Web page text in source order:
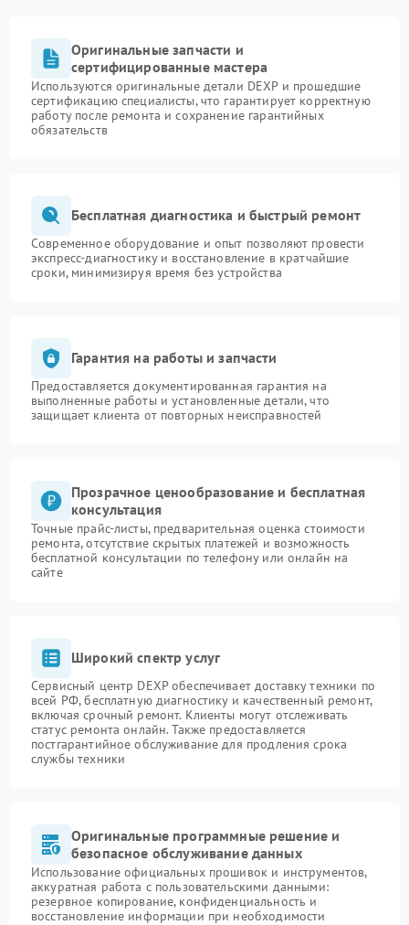
Оригинальные запчасти и
сертифицированные мастера
Используются оригинальные детали DEXP и прошедшие
сертификацию специалисты, что гарантирует корректную
работу после ремонта и сохранение гарантийных
обязательств
Бесплатная диагностика и быстрый ремонт
Современное оборудование и опыт позволяют провести
экспресс-диагностику и восстановление в кратчайшие
сроки, минимизируя время без устройства
Гарантия на работы и запчасти
Предоставляется документированная гарантия на
выполненные работы и установленные детали, что
защищает клиента от повторных неисправностей
Прозрачное ценообразование и бесплатная
консультация
Точные прайс-листы, предварительная оценка стоимости
ремонта, отсутствие скрытых платежей и возможность
бесплатной консультации по телефону или онлайн на
сайте
Широкий спектр услуг
Сервисный центр DEXP обеспечивает доставку техники по
всей РФ, бесплатную диагностику и качественный ремонт,
включая срочный ремонт. Клиенты могут отслеживать
статус ремонта онлайн. Также предоставляется
постгарантийное обслуживание для продления срока
службы техники
Оригинальные программные решение и
безопасное обслуживание данных
Использование официальных прошивок и инструментов,
аккуратная работа с пользовательскими данными:
резервное копирование, конфиденциальность и
восстановление информации при необходимости